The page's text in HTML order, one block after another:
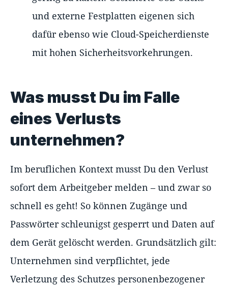
und externe Festplatten eigenen sich
dafür ebenso wie Cloud-Speicherdienste
mit hohen Sicherheitsvorkehrungen.
Was musst Du im Falle
eines Verlusts
unternehmen?
Im beruflichen Kontext musst Du den Verlust
sofort dem Arbeitgeber melden – und zwar so
schnell es geht! So können Zugänge und
Passwörter schleunigst gesperrt und Daten auf
dem Gerät gelöscht werden. Grundsätzlich gilt:
Unternehmen sind verpflichtet, jede
Verletzung des Schutzes personenbezogener